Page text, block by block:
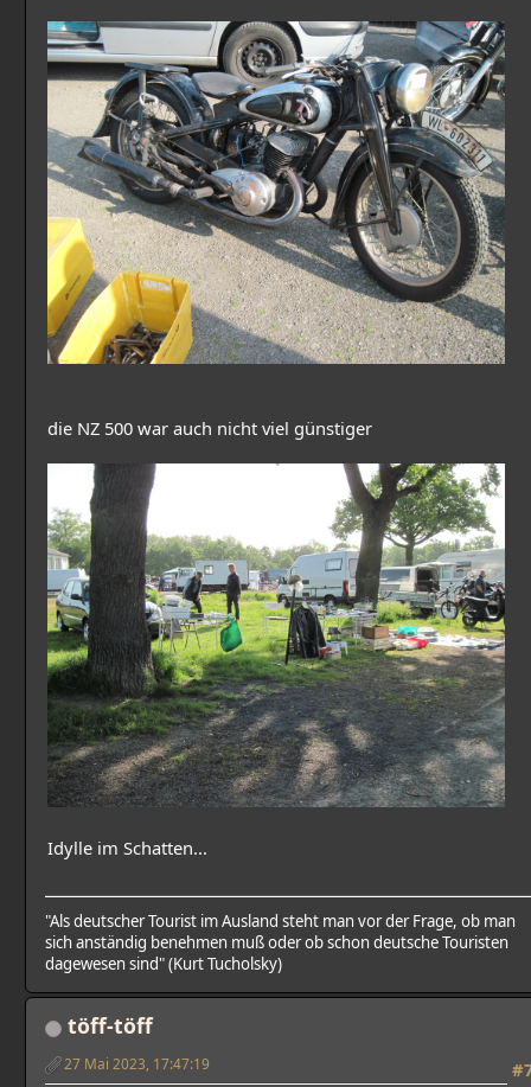
die NZ 500 war auch nicht viel günstiger
Idylle im Schatten...
"Als deutscher Tourist im Ausland steht man vor der Frage, ob man
sich anständig benehmen muß oder ob schon deutsche Touristen
dagewesen sind" (Kurt Tucholsky)
töff-töff
27 Mai 2023, 17:47:19